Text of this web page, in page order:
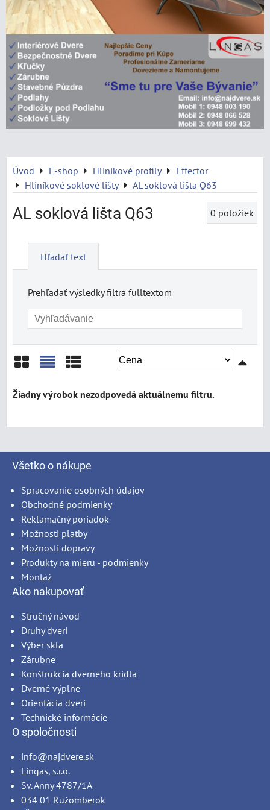
Úvod E-shop Hliníkové profily
Effector
Hliníkové soklové lišty
AL soklová lišta Q63
AL soklová lišta Q63 0 položiek
Hľadať text
Prehľadať výsledky filtra fulltextom
Mriežka
Všetko o nákupe
Spracovanie osobných údajov
Obchodné podmienky
Reklamačný poriadok
Možnosti platby
Možnosti dopravy
Produkty na mieru - podmienky
Montáž
Ako nakupovať
Stručný návod
Druhy dverí
Výber skla
Zárubne
Konštrukcia dverného krídla
Dverné výplne
Orientácia dverí
Technické informácie
O spoločnosti
info@najdvere.sk
Lingas, s.r.o.
Sv. Anny 4787/1A
034 01 Ružomberok